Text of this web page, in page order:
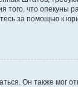
того, что
за помощью к
Он также мог